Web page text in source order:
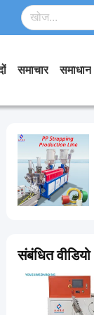
समाचार समाधान
संबंधित वीडियो